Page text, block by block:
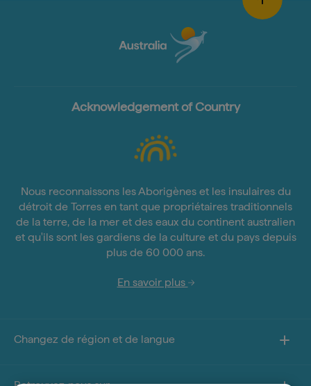
Acknowledgement of Country
Nous reconnaissons les Aborigènes et les insulaires du
détroit de Torres en tant que propriétaires traditionnels
de la terre, de la mer et des eaux du continent australien
et qu'ils sont les gardiens de la culture et du pays depuis
plus de 60 000 ans.
En savoir plus
Changez de région et de langue